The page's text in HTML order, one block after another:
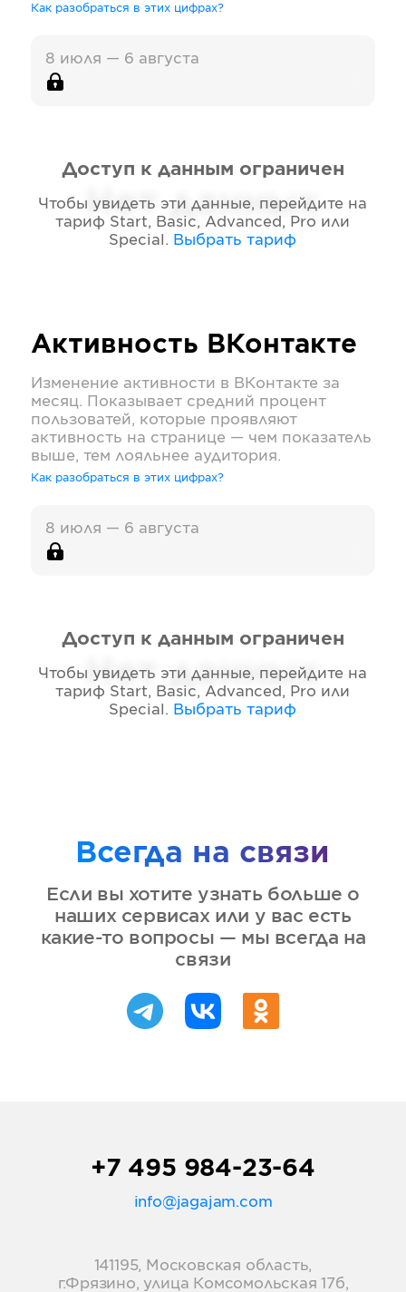
Как разобраться в этих цифрах?
8 июля — 6 августа
Нет данных
Доступ к данным ограничен
Чтобы увидеть эти данные, перейдите на
тариф Start, Basic, Advanced, Pro или
Special . Выбрать тариф
Активность ВКонтакте
Изменение активности в ВКонтакте за
месяц. Показывает средний процент
пользоватей, которые проявляют
активность на странице — чем показатель
выше, тем лояльнее аудитория.
Как разобраться в этих цифрах?
8 июля — 6 августа
Нет данных
Доступ к данным ограничен
Чтобы увидеть эти данные, перейдите на
тариф Start, Basic, Advanced, Pro или
Special . Выбрать тариф
Всегда на связи
Если вы хотите узнать больше о
наших сервисах или у вас есть
какие-то вопросы — мы всегда на
связи
+7 495 984-23-64
info@jagajam.com
141195, Московская область,
г.Фрязино, улица Комсомольская 17б,